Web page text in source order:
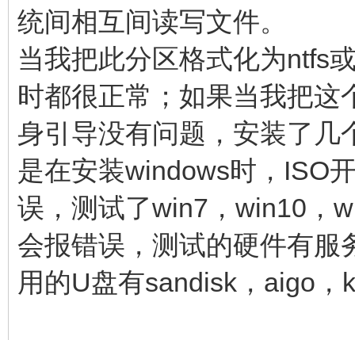
统间相互间读写文件。
当我把此分区格式化为ntfs
时都很正常；如果当我把
身引导没有问题，安装了几
是在安装windows时，ISO
误，测试了win7，win10，
会报错误，测试的硬件有服
用的U盘有sandisk，aigo